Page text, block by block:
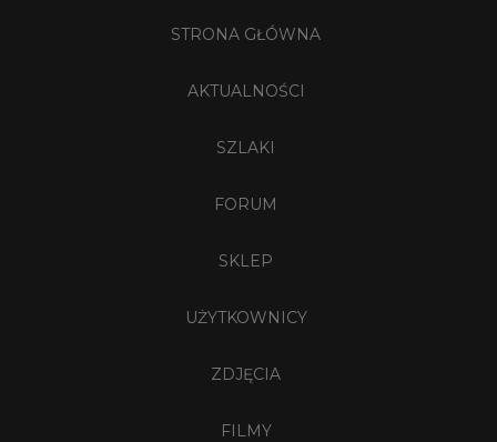
STRONA GŁÓWNA
AKTUALNOŚCI
SZLAKI
FORUM
SKLEP
UŻYTKOWNICY
ZDJĘCIA
FILMY